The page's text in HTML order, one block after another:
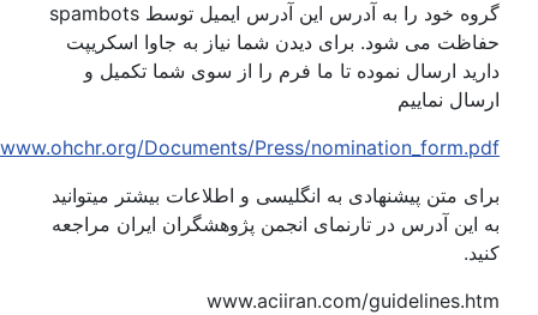
خود را به آدرس
این آدرس ایمیل توسط spambots
می شود. برای دیدن شما نیاز به جاوا اسکریپت
ارسال نموده تا ما فرم را از سوی شما تکمیل و
نماییم
http://www.ohchr.org/Documents/Press/
متن پیشنهادی به انگلیسی و اطلاعات بیشتر میتوانید
این آدرس در تارنمای انجمن پژوهشگران ایران مراجعه
www.aciiran.com/